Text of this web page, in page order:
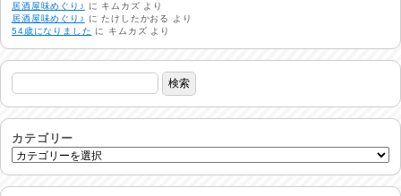
熱中症注意
2026/08/02
非常時には…
2026/08/01
生活支援情報
24時間体制
2026/07/30
居酒屋味めぐり♪
に キムカズ より
居酒屋味めぐり♪
にたけしたかおる
より
54歳になりました に キムカズ より
カテゴリー